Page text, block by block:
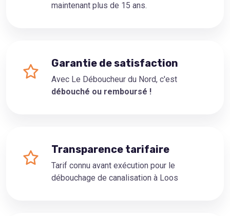
maintenant plus de 15 ans.
Garantie de satisfaction
Avec Le Déboucheur du Nord, c'est
débouché ou remboursé !
Transparence tarifaire
Tarif connu avant exécution pour le
débouchage de canalisation à Loos